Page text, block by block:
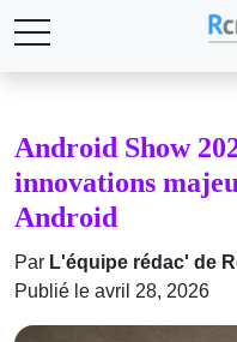
Android Show
innovations
Android
Par L'équipe rédac' de
Publié le avril 28, 2026